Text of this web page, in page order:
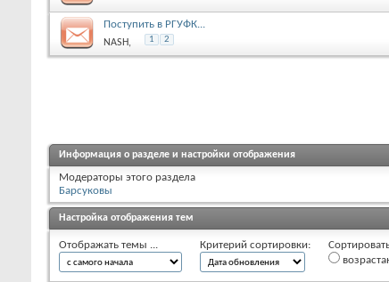
Поступить в РГУФК...
NASH, 1 2
Информация о разделе и настройки отображения
Модераторы этого раздела
Барсуковы
Настройка отображения тем
Отображать темы ... Критерий сортировки: